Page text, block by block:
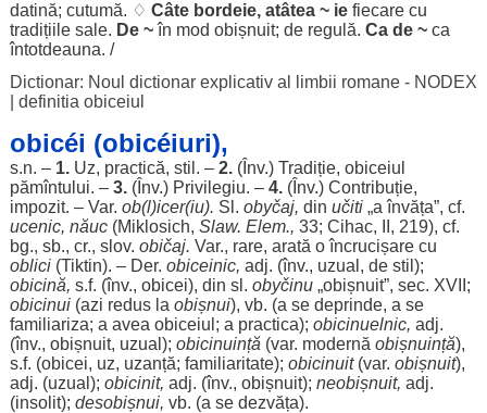
datină; cutumă. ♢ Câte bordeie, atâtea~ ie fiecarecu
tradițiile sale. De ~în mod obișnuit; de regulă. Ca de ~ca
întotdeauna. /
Dictionar: Noul dictionar explicativ al limbii romane - NODEX
definitia obiceiul
obicéi (obicéiuri),
s.n. – 1. Uz, practică, stil . – 2.(Înv.) Tradiție, obiceiul
pămîntului. – 3.(Înv.) Privilegiu. – 4.(Înv.) Contribuție,
impozit. – Var. ob(l)icer(iu). Sl. obyčaj, din učiti„aînvăța”, cf.
ucenic, năuc(Miklosich, Slaw. Elem., 33; Cihac, II, 219), cf.
bg., sb., cr., slov. običaj. Var., rare, arată oîncrucișarecu
oblici(Tiktin). – Der. obiceinic, adj. (înv., uzual , de stil );
obicină, s.f. (înv., obicei), din sl. obyčinu„obișnuit”, sec. XVII;
obicinui(azi redusla obișnui), vb. (a se deprinde, a se
familiariza; a avea obiceiul; a practica); obicinuelnic, adj.
(înv., obișnuit, uzual ); obicinuință (var. modernă obișnuință),
s.f. (obicei, uz, uzanță; familiaritate); obicinuit(var. obișnuit),
adj. (uzual ); obicinit, adj. (înv., obișnuit); neobișnuit, adj.
(insolit); desobișnui, vb. (a se dezvăța).